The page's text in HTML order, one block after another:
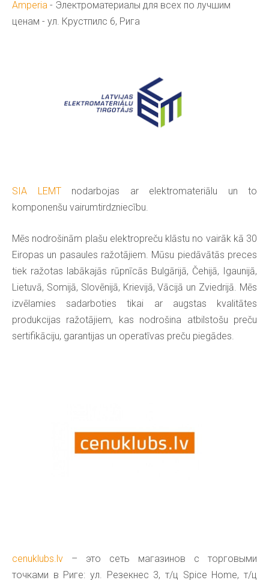
Amperia - Электроматериалы для всех по лучшим
ценам - ул. Крустпилс 6, Рига
SIA LEMTnodarbojas ar elektromateriālu un to
komponenšu vairumtirdzniecību.
Mēs nodrošinām plašu elektropreču klāstu no vairāk kā 30
Eiropas un pasaules ražotājiem. Mūsu piedāvātās preces
tiek ražotas labākajās rūpnīcās Bulgārijā, Čehijā, Igaunijā,
Lietuvā, Somijā, Slovēnijā, Krievijā, Vācijā un Zviedrijā. Mēs
izvēlamies sadarboties tikai ar augstas kvalitātes
produkcijas ražotājiem, kas nodrošina atbilstošu preču
sertifikāciju, garantijas un operatīvas preču piegādes.
cenuklubs.lv – это сеть магазинов с торговыми
точками в Риге: ул. Резекнес 3, т/ц Spice Home, т/ц